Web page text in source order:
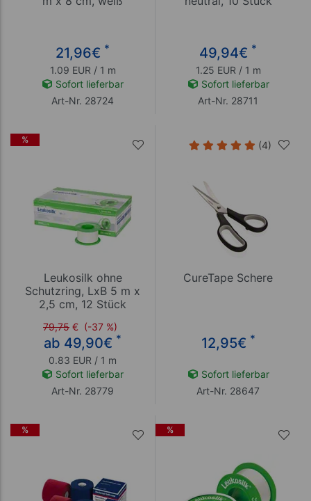
21,96€ *
1.09 EUR / 1 m
Sofort lieferbar
Art-Nr. 28724
49,94€ *
1.25 EUR / 1 m
Sofort lieferbar
Art-Nr. 28711
%
Leukosilk ohne
Schutzring, LxB 5 m x
2,5 cm, 12 Stück
79,75 € (-37 %)
ab 49,90€ *
0.83 EUR / 1 m
Sofort lieferbar
Art-Nr. 28779
(4)
CureTape Schere
12,95€ *
Sofort lieferbar
Art-Nr. 28647
% %